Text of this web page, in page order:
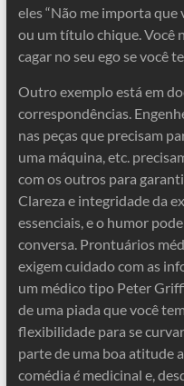
eles “Não me importa
ou um título chique. Você
cagar no seu ego se você
Outro exemplo está em
correspondências.
nas peças que precisam
uma máquina, etc.
com os outros para
Clareza e integridade da
essenciais, e o humor
conversa. Prontuários
exigem cuidado com as
um médico tipo Peter
de uma piada que você
flexibilidade para se
parte de uma boa atitude
comédia émedicinal e,